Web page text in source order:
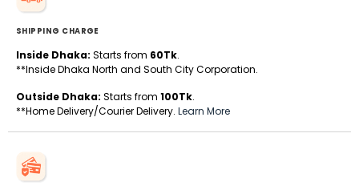
SHIPPING CHARGE
Inside Dhaka: Starts from 60Tk.
**Inside Dhaka North and South City Corporation.
Outside Dhaka: Starts from 100Tk.
**Home Delivery/Courier Delivery. Learn More